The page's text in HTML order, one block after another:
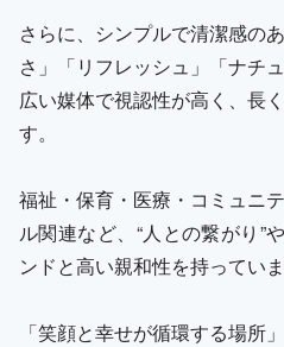
さらに、シンプルで清潔感の
さ」「リフレッシュ」「ナチ
広い媒体で視認性が高く、長
す。
福祉・保育・医療・コミュニ
ル関連など、“人との繋がり”
ンドと高い親和性を持っていま
「笑顔と幸せが循環する場所